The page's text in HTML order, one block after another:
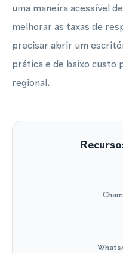
uma maneira acessível
melhorar as taxas de
precisar abrir um
prática e de baixo custo
regional.